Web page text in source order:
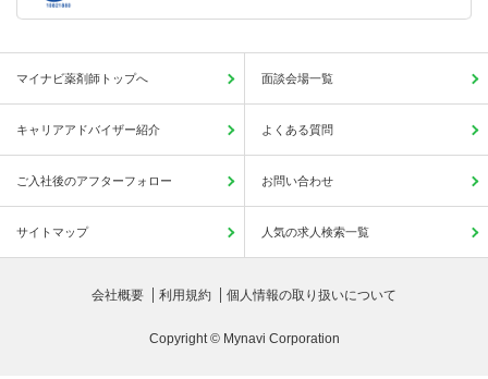
マイナビ薬剤師トップへ 面談会場一覧
キャリアアドバイザー紹介 よくある質問
ご入社後のアフターフォロー お問い合わせ
サイトマップ 人気の求人検索一覧
会社概要 利用規約 個人情報の取り扱いについて
Copyright © Mynavi Corporation